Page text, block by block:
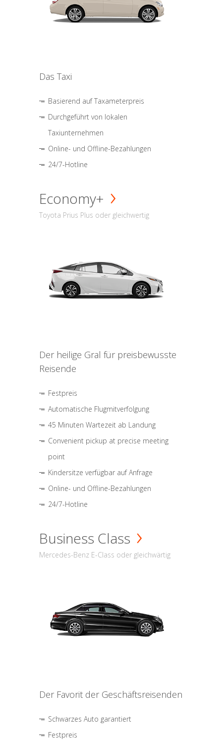
Das Taxi
Basierend auf Taxameterpreis
Durchgeführt von lokalen
Taxiunternehmen
Online- und Offline-Bezahlungen
24/7-Hotline
Economy+
Toyota Prius Plus oder gleichwertig
Der heilige Gral für preisbewusste
Reisende
Festpreis
Automatische Flugmitverfolgung
45 Minuten Wartezeit ab Landung
Convenient pickup at precise meeting
point
Kindersitze verfügbar auf Anfrage
Online- und Offline-Bezahlungen
24/7-Hotline
Business Class
Mercedes-Benz E-Class oder gleichwärtig
Der Favorit der Geschäftsreisenden
Schwarzes Auto garantiert
Festpreis